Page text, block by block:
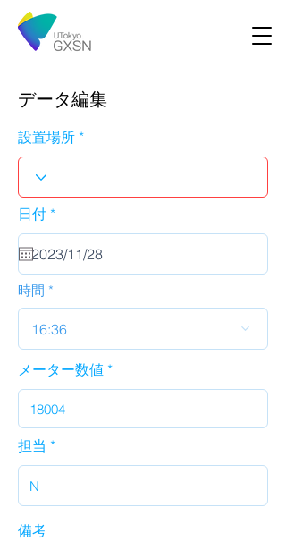
データ編集
設置場所
日付 *r
u
i
d
時間
16:36
メーター数値
担当
備考